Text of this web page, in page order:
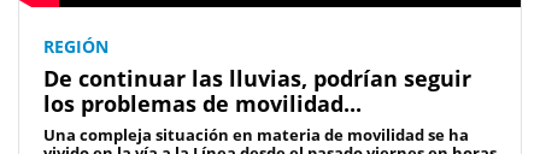
REGIÓN
De continuar las lluvias, podrían seguir
los problemas de movilidad...
Una compleja situación en materia de movilidad se ha